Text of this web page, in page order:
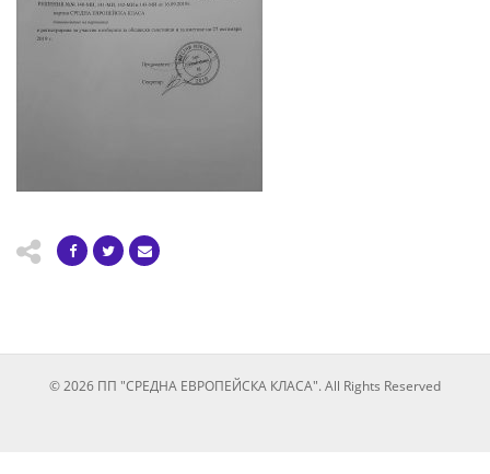
© 2026 ПП "СРЕДНА ЕВРОПЕЙСКА КЛАСА". All Rights Reserved